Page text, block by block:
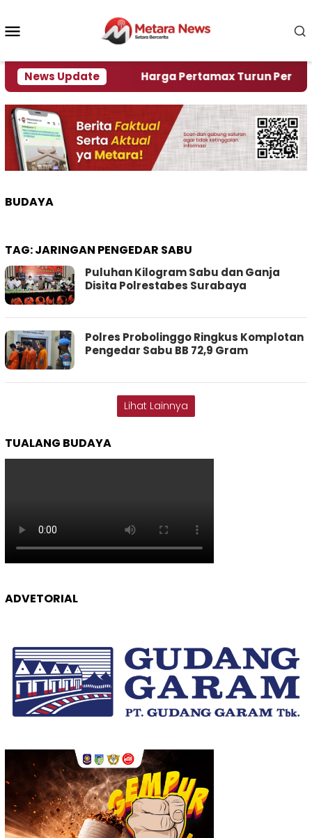
konten
News Update
Krisi Air Harga Pertamax Turun Per Hari Ini,
BUDAYA
TAG:JARINGAN PENGEDAR SABU
Puluhan Kilogram Sabu dan Ganja
Disita Polrestabes Surabaya
Polres Probolinggo Ringkus Komplotan
Pengedar Sabu BB 72,9 Gram
Lihat Lainnya
TUALANG BUDAYA
ADVETORIAL